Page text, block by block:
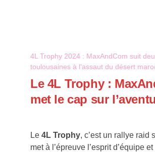
4L Trophy 2024 : MaxAndCom suit
toulousaines à l'assaut du désert
Le 4L Trophy :
met le cap sur
Le 4L Trophy, c’est un rallye raid
met à l’épreuve l’esprit d’équipe